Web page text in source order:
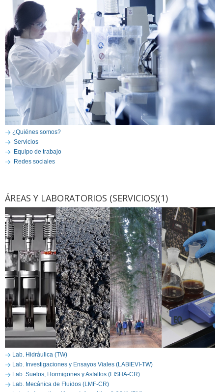
¿Quiénes somos?
Servicios
Equipo de trabajo
Redes sociales
ÁREAS Y LABORATORIOS (SERVICIOS)(1)
Lab. Hidráulica (TW)
Lab. Investigaciones y Ensayos Viales (LABIEVI-TW)
Lab. Suelos, Hormigones y Asfaltos (LISHA-CR)
Lab. Mecánica de Fluidos (LMF-CR)